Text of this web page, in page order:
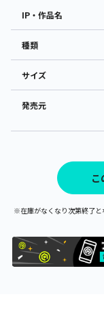
IP・作品名
種類
サイズ
発売元
※在庫がなくなり次第終了と